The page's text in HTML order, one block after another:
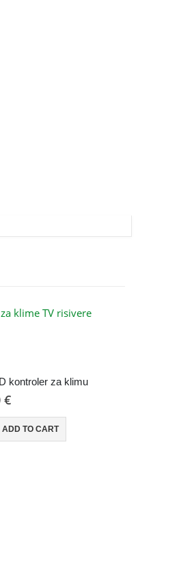
kontroler za klimu
€
ADD TO CART